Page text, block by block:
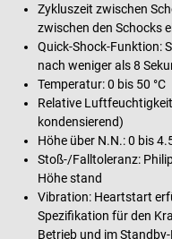
Zykluszeit zwischen
zwischen den Schocks
Quick-Shock-Funktion:
nach weniger als 8
Temperatur: 0 bis 50 °C
Relative
kondensierend)
Höhe über N.N.: 0 bis
Stoß-/Falltoleranz:
Höhe stand
Vibration: Heartstart
Spezifikation für den
Betrieb und im